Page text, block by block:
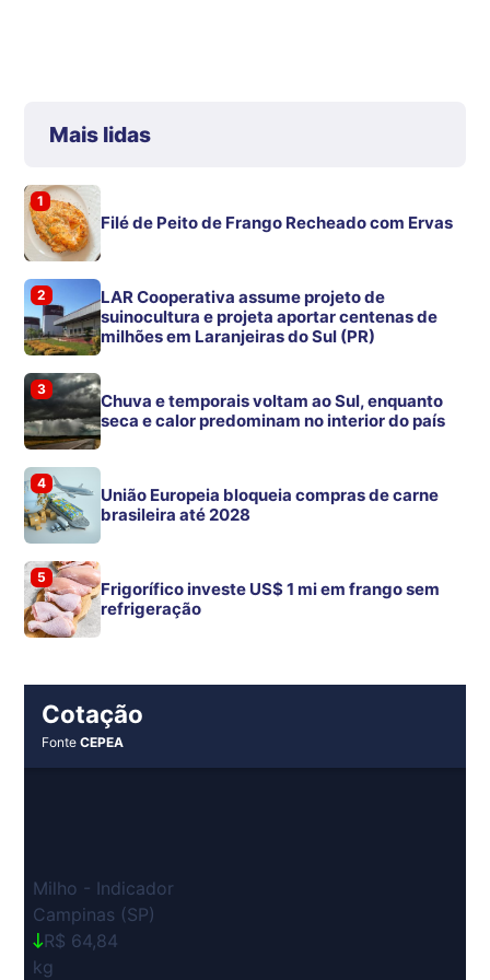
Mais lidas
1
Filé de Peito de Frango Recheado com Ervas
2
LAR Cooperativa assume projeto de
suinocultura e projeta aportar centenas de
milhões em Laranjeiras do Sul (PR)
3
Chuva e temporais voltam ao Sul, enquanto
seca e calor predominam no interior do país
4
União Europeia bloqueia compras de carne
brasileira até 2028
5
Frigorífico investe US$ 1 mi em frango sem
refrigeração
Cotação
FonteCEPEA
Milho - Indicador
Campinas (SP)
R$ 64,84
kg